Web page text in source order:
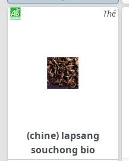
Thé
(chine) lapsang
souchong bio